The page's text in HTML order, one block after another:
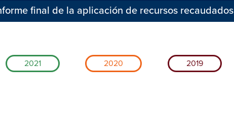
final de la aplicación de recursos recaudados
2021 2020 2019